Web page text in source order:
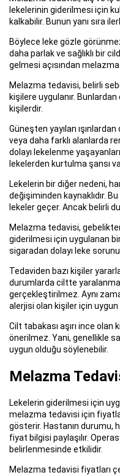
lekelerinin giderilmesi için
kalkabilir. Bunun yanı sıra
Böylece leke gözle
daha parlak ve sağlıklı bir
gelmesi açısından
Melazma tedavisi, belirli
kişilere uygulanır.
kişilerdir.
Güneşten yayılan
veya daha farklı alanlarda
dolayı lekelenme
lekelerden kurtulma şansı
Lekelerin bir diğer nedeni,
değişiminden kaynaklıdır.
lekeler geçer. Ancak belirli
Melazma tedavisi,
giderilmesi için uygulanan
sigaradan dolayı leke
Tedaviden bazı kişiler
durumlarda ciltte
gerçekleştirilmez. Aynı
alerjisi olan kişiler için uygun
Cilt tabakası aşırı ince
önerilmez. Yani, genellikle
uygun olduğu söylenebilir.
Melazma
Lekelerin giderilmesi için
melazma tedavisi için
gösterir. Hastanın durumu,
fiyat bilgisi paylaşılır.
belirlenmesinde etkilidir.
Melazma tedavisi fiyatları